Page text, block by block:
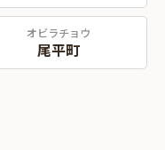
オビラチョウ
尾平町